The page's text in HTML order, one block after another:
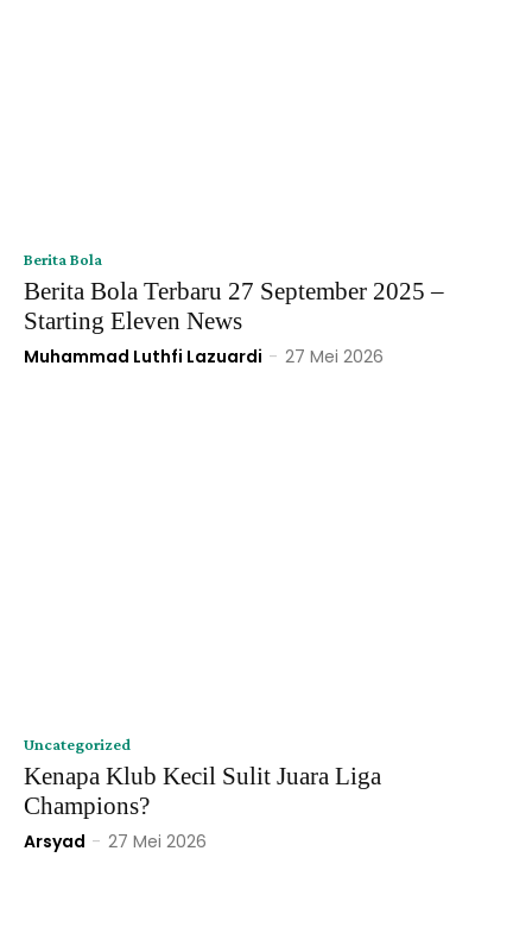
Berita Bola
Berita Bola Terbaru 27 September 2025 –
Starting Eleven News
Muhammad Luthfi Lazuardi - 27 Mei 2026
Uncategorized
Kenapa Klub Kecil Sulit Juara Liga
Champions?
Arsyad - 27 Mei 2026